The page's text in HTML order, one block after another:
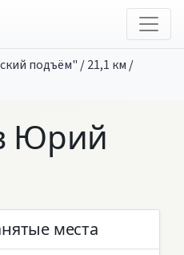
подъём" /21,1 км /
Юрий
места